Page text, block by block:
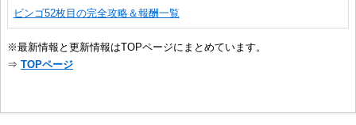
ビンゴ52枚目の完全攻略＆報酬一覧
※最新情報と更新情報はTOPページにまとめています。
⇒ TOPページ